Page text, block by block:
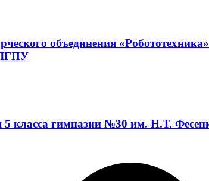
объединения
класса гимназии №30 им. Н.Т.